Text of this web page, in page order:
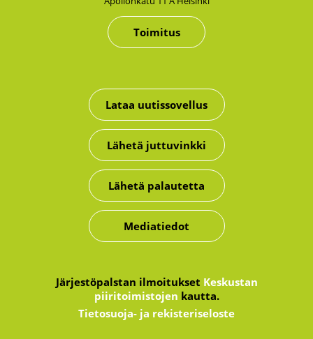
Toimitus
Lataa uutissovellus
Lähetä juttuvinkki
Lähetä palautetta
Mediatiedot
Järjestöpalstan ilmoitukset Keskustan
piiritoimistojen kautta.
Tietosuoja- ja rekisteriseloste